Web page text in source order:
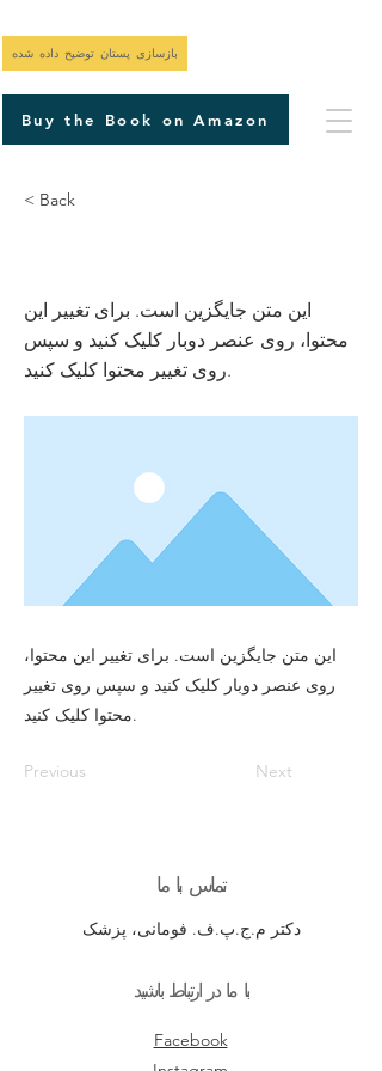
بازسازی پستان توضیح داده شده
Buy the Book on Amazon
< Back
این متن جایگزین است. برای تغییر این
محتوا، روی عنصر دوبار کلیک کنید و سپس
روی تغییر محتوا کلیک کنید.
این متن جایگزین است. برای تغییر این محتوا،
روی عنصر دوبار کلیک کنید و سپس روی تغییر
محتوا کلیک کنید.
Previous Next
تماس با ما
دکتر م.ج.پ.ف. فومانی، پزشک
با ما در ارتباط باشید
Facebook